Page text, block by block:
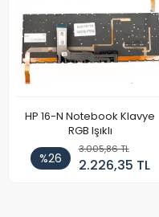
HP 16-N Notebook Klavye
RGB Işıklı
%26
3.005,86 TL
2.226,35 TL